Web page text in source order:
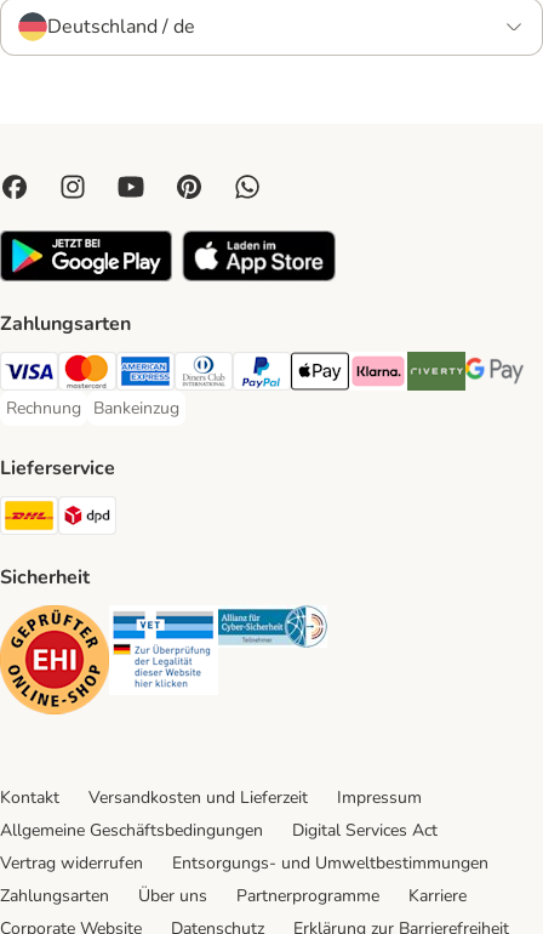
Deutschland / de
Zahlungsarten
Visa Payment Method
Mastercard Payment Method
American Express Payment Method
Diners Club Payment Method
PayPal Payment Method
Apple Pay Payment Method
Klarna Payment Method
Riverty Payment
Google
Rechnung
Rechnung Payment Method
Bankeinzug
Bankeinzug Payment Method
Lieferservice
DHL Shipping Method
Sicherheit
Security Security Security
Kontakt Versandkosten und Lieferzeit
Impressum
Allgemeine Geschäftsbedingungen
Digital Services Act
Vertrag widerrufen
Entsorgungs- und Umweltbestimmungen
Zahlungsarten
Über uns Partnerprogramme
Karriere
Corporate Website
Datenschutz Erklärung zur Barrierefreiheit